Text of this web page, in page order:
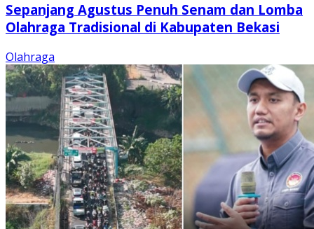
Sepanjang Agustus Penuh Senam dan Lomba
Olahraga Tradisional di Kabupaten Bekasi
Olahraga